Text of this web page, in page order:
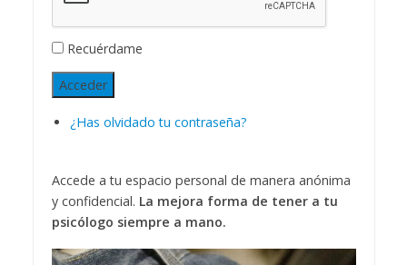
Recuérdame
Acceder
¿Has olvidado tu contraseña?
Accede a tu espacio personal de manera anónima
y confidencial. La mejora forma de tener a tu
psicólogo siempre a mano.